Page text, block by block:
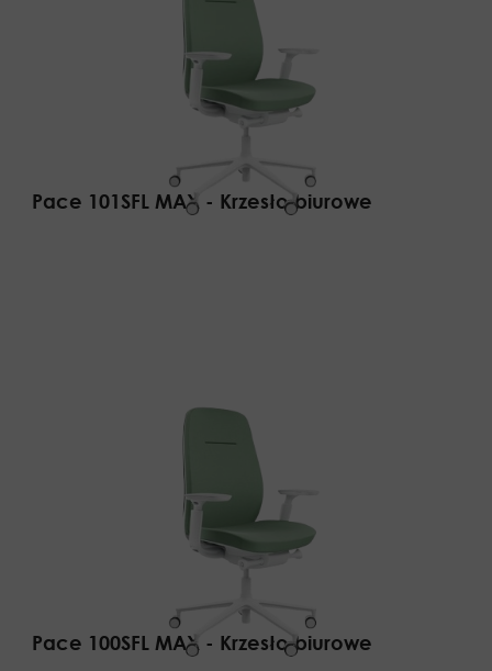
Pace 101SFL MAX - Krzesło biurowe
Pace 100SFL MAX - Krzesło biurowe